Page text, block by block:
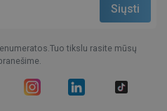
tikslu rasite mūsų